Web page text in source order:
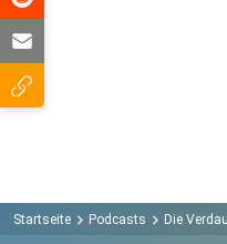
Startseite Podcasts Die